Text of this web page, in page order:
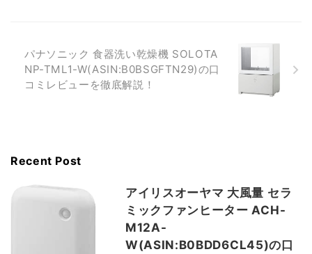
パナソニック 食器洗い乾燥機 SOLOTA
NP-TML1-W(ASIN:B0BSGFTN29)の口
コミレビューを徹底解説！
Recent Post
アイリスオーヤマ 大風量 セラ
ミックファンヒーター ACH-
M12A-
W(ASIN:B0BDD6CL45)の口